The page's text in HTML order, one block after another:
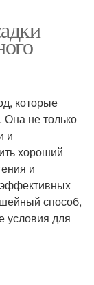
которые
не только
и
хороший
и
способ,
условия для